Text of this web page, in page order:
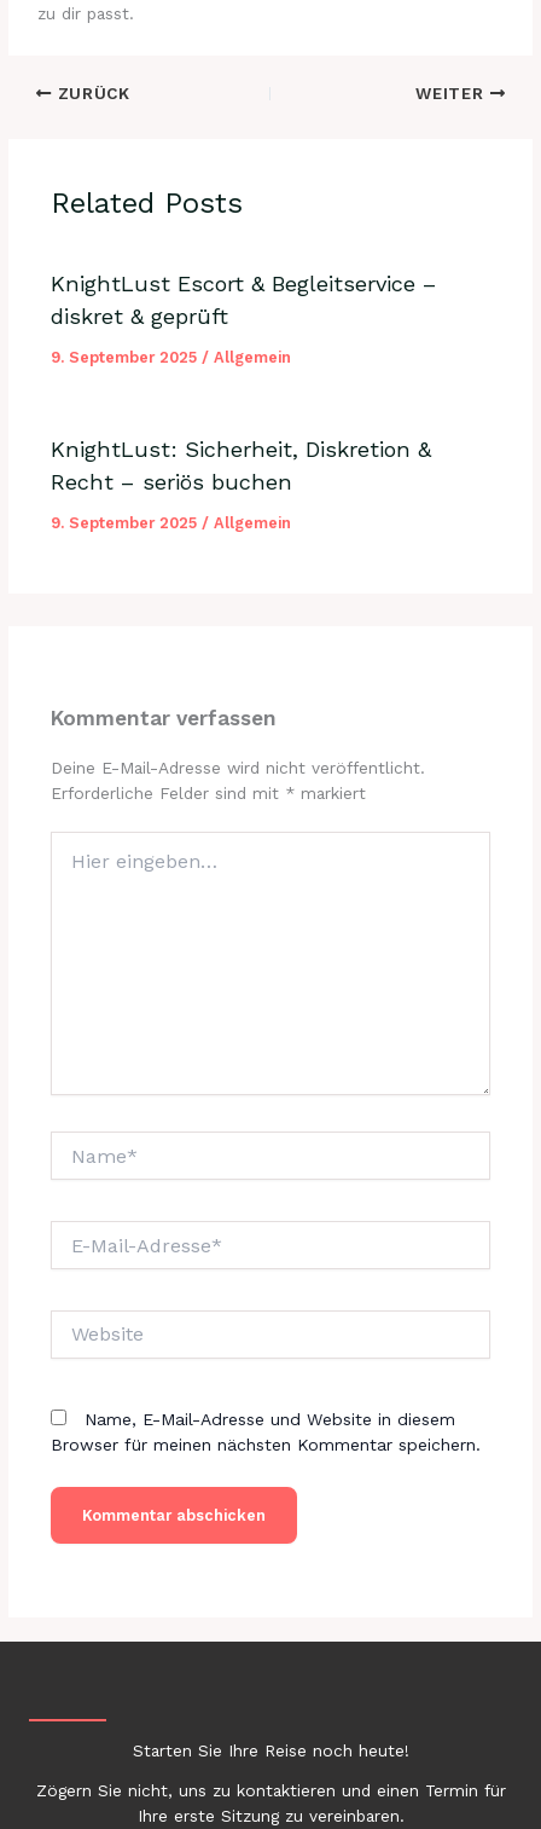
zu dir passt.
ZURÜCK WEITER
Related Posts
KnightLust Escort & Begleitservice –
diskret & geprüft
9. September 2025 / Allgemein
KnightLust: Sicherheit, Diskretion &
Recht – seriös buchen
9. September 2025 / Allgemein
Kommentar verfassen
Deine E-Mail-Adresse wird nicht veröffentlicht.
Erforderliche Felder sind mit *markiert
eingeben…
Mail-
Name, E-Mail-Adresse und Website in diesem
Browser für meinen nächsten Kommentar speichern.
Starten Sie Ihre Reise noch heute!
Zögern Sie nicht, uns zu kontaktieren und einen Termin für
Ihre erste Sitzung zu vereinbaren.